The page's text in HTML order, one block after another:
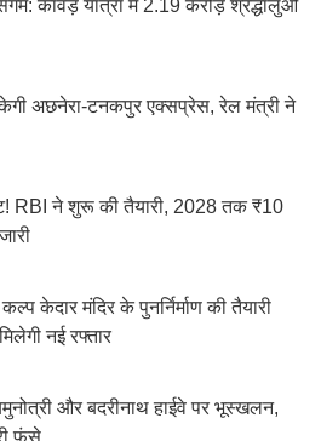
कांवड़ यात्रा में 2.19 करोड़ श्रद्धालुओं
अछनेरा-टनकपुर एक्सप्रेस, रेल मंत्री ने
RBI ने शुरू की तैयारी, 2028 तक ₹10
केदार मंदिर के पुनर्निर्माण की तैयारी
नई रफ्तार
और बदरीनाथ हाईवे पर भूस्खलन,
फंसे